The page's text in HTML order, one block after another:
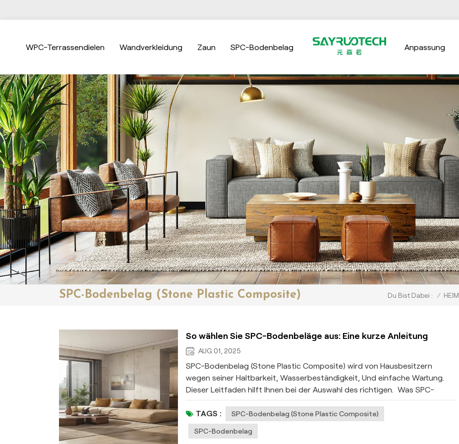
WPC-Terrassendielen Wandverkleidung Zaun SPC-Bodenbelag Anpassung
SPC-Bodenbelag (Stone Plastic Composite) Du Bist Dabei : / HEIM
So wählen Sie SPC-Bodenbeläge aus: Eine kurze Anleitung
AUG 01, 2025
SPC-Bodenbelag (Stone Plastic Composite) wird von Hausbesitzern
wegen seiner Haltbarkeit, Wasserbeständigkeit, Und einfache Wartung.
Dieser Leitfaden hilft Ihnen bei der Auswahl des richtigen.​ Was SPC-
Bodenbeläge so besonders macht SPC-Bodenbeläge haben eine starrer
Kern (Kalksteinpulver + PVC), haltbarer als herkömmliches Vinyl. Seine
Schichten:​ Schützende Verschleißschicht: Widersteht Kratzern und
Flecken​ Dekorschicht: Realistische Holz-/Steinoptik​ Starrer SPC-Kern:
TAGS : SPC-Bodenbelag (Stone Plastic Composite)
SPC-Bodenbelag